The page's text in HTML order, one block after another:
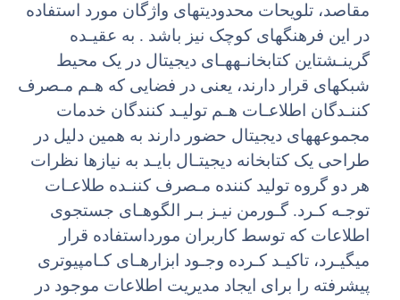
مقاصد، تلویحات محدودیتهای واژگان مورد استفاده
در این فرهنگهای کوچک نیز باشد . به عقیـده
گرینـشتاین کتابخانـههـای دیجیتال در یک محیط
شبکهای قرار دارند، یعنی در فضایی که هـم مـصرف
کننـدگان اطلاعـات هـم تولیـد کنندگان خدمات
مجموعههای دیجیتال حضور دارند به همین دلیل در
طراحی یک کتابخانه دیجیتـال بایـد به نیازها نظرات
هر دو گروه تولید کننده مـصرف کننـده طلاعـات
توجـه کـرد. گـورمن نیـز بـر الگوهـای جستجوی
اطلاعات که توسط کاربران مورداستفاده قرار
میگیـرد، تاکیـد کـرده وجـود ابزارهـای کـامپیوتری
پیشرفته را برای ایجاد مدیریت اطلاعات موجود در